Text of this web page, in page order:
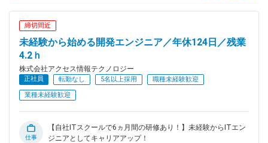
自動案内は24時間365日対応
転職の「モヤモヤ」、一人で悩まず
気軽に相談してみませんか？
今の仕事を続けるべき？
サイトマップ
締切間近
未経験から始める開発エンジニア／年休124日／残業
4.2ｈ
株式会社アクセス情報テクノロジー
正社員 転勤なし 5名以上採用
職種未経験歓迎
業種未経験歓迎
仕事
【自社ITスクールで6ヵ月間の研修あり！】未経験からITエン
ジニアとしてキャリアアップ！